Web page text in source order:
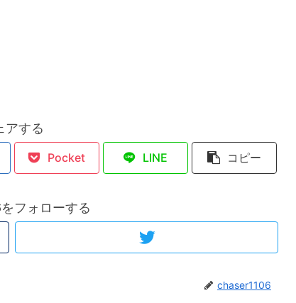
アする
Pocket LINE コピー
フォローする
chaser1106